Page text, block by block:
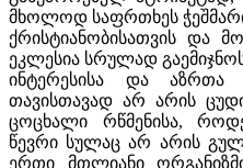
მხოლოდ საფრთხეს
ქრისტიანობისათვის და
ეკლესია სრულად
ინტერესისა და აზრთა
თავისთავად არ არის
ცოცხალი რწმენისა,
წევრი სულაც არ არის
ერთი მთლიანი